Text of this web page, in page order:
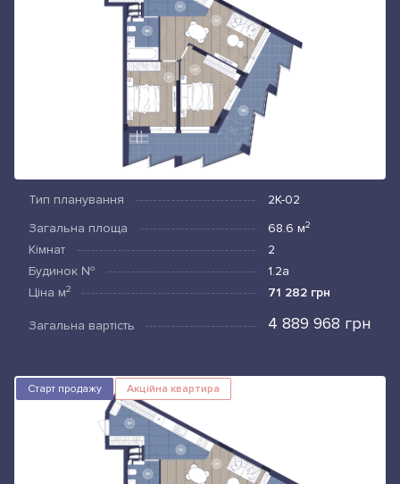
Тип планування
2К-02
Загальна площа
68.6 м2
Кімнат
2
Будинок №
1.2а
Ціна м2 71 282 грн
Загальна вартість 4 889 968 грн
Старт продажу Акційна квартира